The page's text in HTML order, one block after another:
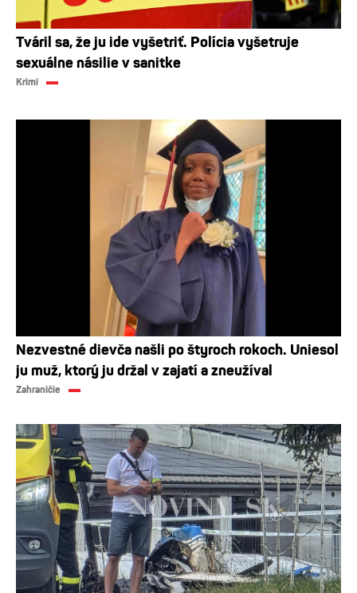
Tváril sa, že ju ide vyšetriť. Polícia vyšetruje
sexuálne násilie v sanitke
Krimi
Nezvestné dievča našli po štyroch rokoch. Uniesol
ju muž, ktorý ju držal v zajatí a zneužíval
Zahraničie